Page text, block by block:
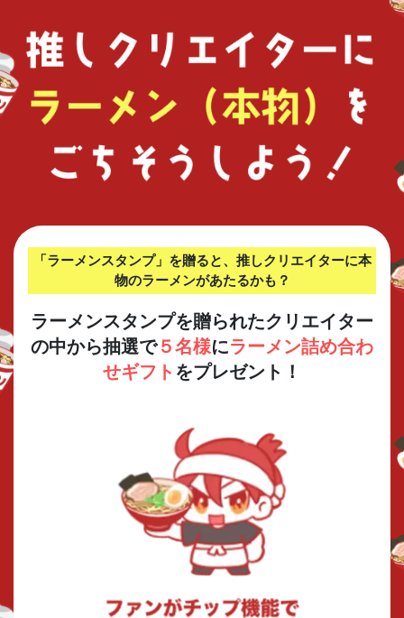
「ラーメンスタンプ」を贈ると、推しクリエイターに本
物のラーメンがあたるかも？
ラーメンスタンプを贈られたクリエイター
の中から抽選で５名様にラーメン詰め合わ
せギフト をプレゼント！